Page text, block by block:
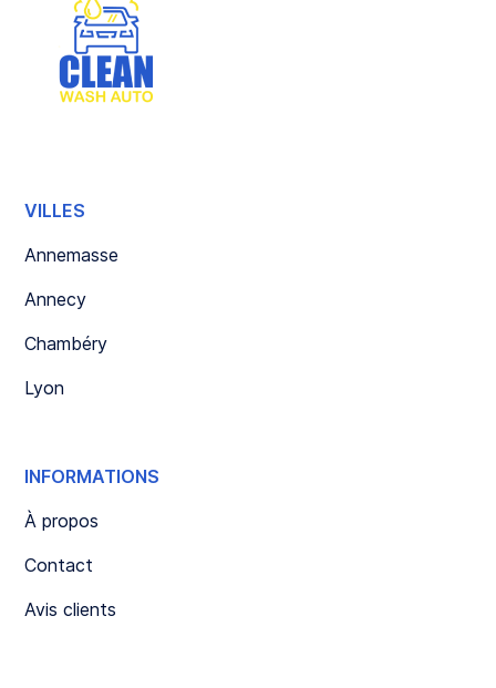
VILLES
Annemasse
Annecy
Chambéry
Lyon
INFORMATIONS
À propos
Contact
Avis clients